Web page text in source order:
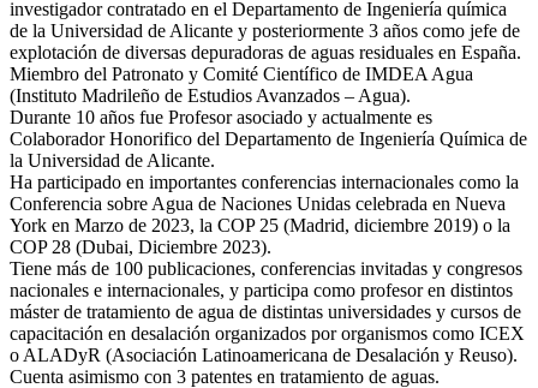
investigador contratado en el Departamento de Ingeniería química
de la Universidad de Alicante y posteriormente 3 años como jefe de
explotación de diversas depuradoras de aguas residuales en España.
Miembro del Patronato y Comité Científico de IMDEA Agua
(Instituto Madrileño de Estudios Avanzados – Agua).
Durante 10 años fue Profesor asociado y actualmente es
Colaborador Honorifico del Departamento de Ingeniería Química de
la Universidad de Alicante.
Ha participado en importantes conferencias internacionales como la
Conferencia sobre Agua de Naciones Unidas celebrada en Nueva
York en Marzo de 2023, la COP 25 (Madrid, diciembre 2019) o la
COP 28 (Dubai, Diciembre 2023).
Tiene más de 100 publicaciones, conferencias invitadas y congresos
nacionales e internacionales, y participa como profesor en distintos
máster de tratamiento de agua de distintas universidades y cursos de
capacitación en desalación organizados por organismos como ICEX
o ALADyR (Asociación Latinoamericana de Desalación y Reuso).
Cuenta asimismo con 3 patentes en tratamiento de aguas.